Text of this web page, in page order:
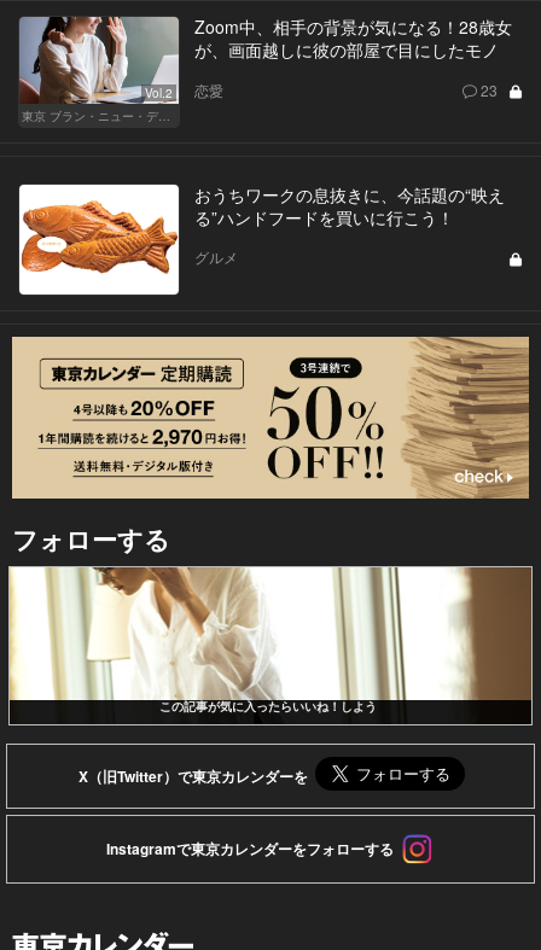
Vol.2
東京 ブラン・ニュー・デイズ
Zoom中、相手の背景が気になる！28歳女
が、画面越しに彼の部屋で目にしたモノ
恋愛 23
おうちワークの息抜きに、今話題の“映え
る”ハンドフードを買いに行こう！
グルメ
フォローする
この記事が気に入ったらいいね！しよう
X（旧Twitter）で東京カレンダーを
Instagramで東京カレンダーをフォローする